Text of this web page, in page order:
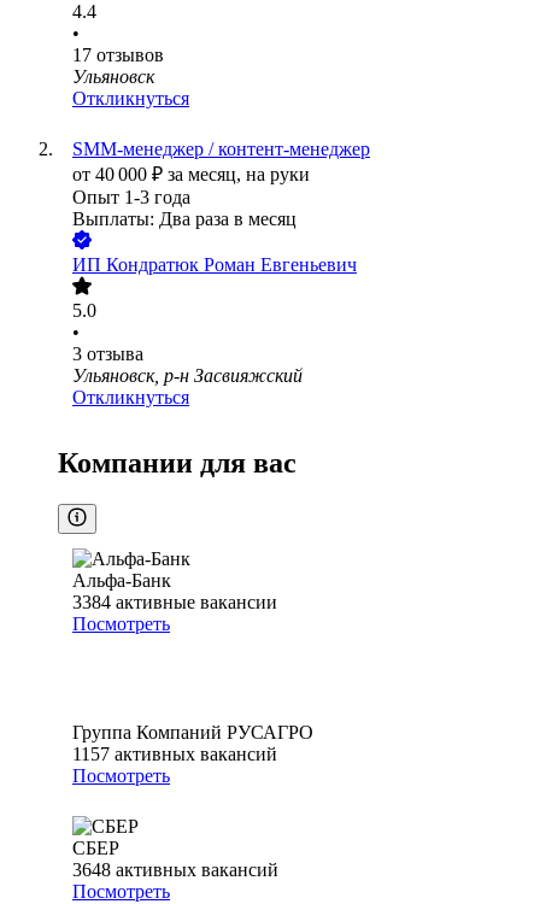
4.4
•
17 отзывов
Ульяновск
Откликнуться
SMM-менеджер / контент-менеджер
от 40 000 ₽ за месяц, на руки
Опыт 1-3 года
Выплаты: Два раза в месяц
ИП Кондратюк Роман Евгеньевич
5.0
•
3 отзыва
Ульяновск, р-н Засвияжский
Откликнуться
Компании для вас
Альфа-Банк
3384 активные вакансии
Посмотреть
Группа Компаний РУСАГРО
1157 активных вакансий
Посмотреть
СБЕР
3648 активных вакансий
Посмотреть